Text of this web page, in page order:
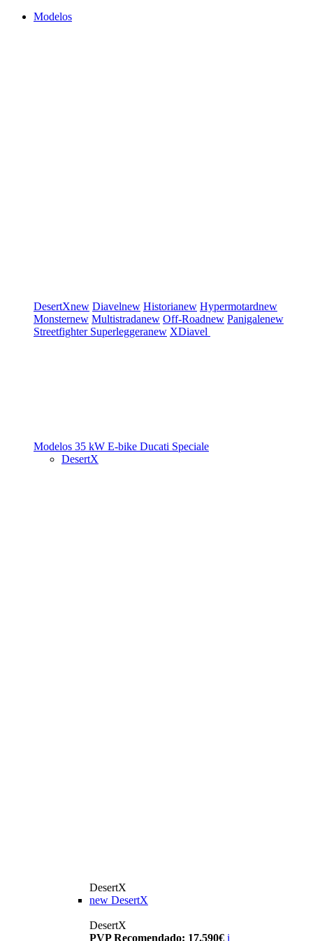
Modelos
DesertXnew Diavelnew Historianew Hypermotardnew
Monsternew Multistradanew Off-Roadnew Panigalenew
Streetfighter Superleggeranew XDiavel
Modelos 35 kW E-bike Ducati Speciale
DesertX
DesertX
new DesertX
DesertX
PVP Recomendado: 17.590€ i